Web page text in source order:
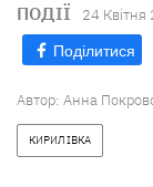
ПОДІЇ 24 Квiтня
Поділитися
Автор: Анна
КИРИЛІВКА